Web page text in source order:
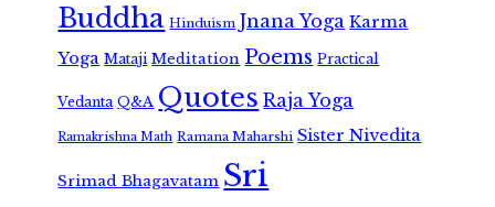
Buddha Hinduism Jnana Yoga Karma
Yoga Mataji Meditation Poems Practical
Vedanta Q&A Quotes Raja Yoga
Ramakrishna Math Ramana Maharshi Sister Nivedita
Srimad Bhagavatam Sri